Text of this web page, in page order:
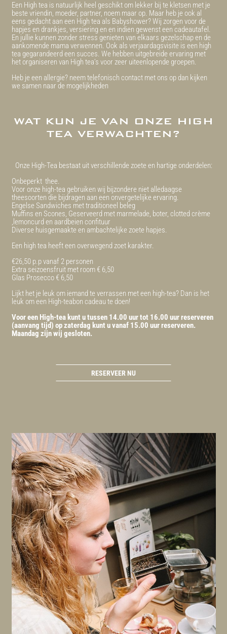
Een High tea is natuurlijk heel geschikt om lekker bij te kletsen met je
beste vriendin, moeder, partner, noem maar op. Maar heb je ook al
eens gedacht aan een High tea als Babyshower? Wij zorgen voor de
hapjes en drankjes, versiering en en indien gewenst een cadeautafel.
En jullie kunnen zonder stress genieten van elkaars gezelschap en de
aankomende mama verwennen. Ook als verjaardagsvisite is een high
tea gegarandeerd een succes. We hebben uitgebreide ervaring met
het organiseren van High tea’s voor zeer uiteenlopende groepen.
Heb je een allergie? neem telefonisch contact met ons op dan kijken
we samen naar de mogelijkheden
WAT KUN JE VAN ONZE HIGH
TEA VERWACHTEN?
Onze High-Tea bestaat uit verschillende zoete en hartige onderdelen:
Onbeperkt thee.
Voor onze high-tea gebruiken wij bijzondere niet alledaagse
theesoorten die bijdragen aan een onvergetelijke ervaring.
Engelse Sandwiches met traditioneel beleg
Muffins en Scones, Geserveerd met marmelade, boter, clotted crème
,lemoncurd en aardbeien confituur
Diverse huisgemaakte en ambachtelijke zoete hapjes.
Een high tea heeft een overwegend zoet karakter.
€26,50 p.p vanaf 2 personen
Extra seizoensfruit met room € 6,50
Glas Prosecco € 6,50
Lijkt het je leuk om iemand te verrassen met een high-tea? Dan is het
leuk om een High-teabon cadeau te doen!
Voor een High-tea kunt u tussen 14.00 uur tot 16.00 uur reserveren
(aanvang tijd) op zaterdag kunt u vanaf 15.00 uur reserveren.
Maandag zijn wij gesloten.
RESERVEER NU